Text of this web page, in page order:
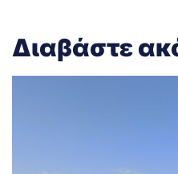
Διαβάστε